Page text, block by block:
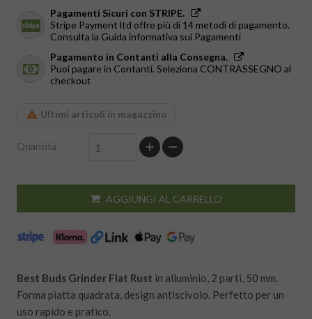
Pagamenti Sicuri con STRIPE.
Stripe Payment ltd offre più di 14 metodi di pagamento.
Consulta la Guida informativa sui Pagamenti
Pagamento in Contanti alla Consegna.
Puoi pagare in Contanti. Seleziona CONTRASSEGNO al
checkout
Ultimi articoli in magazzino
Quantità
AGGIUNGI AL CARRELLO
Best Buds Grinder Flat Rust in alluminio, 2 parti, 50 mm.
Forma piatta quadrata, design antiscivolo. Perfetto per un
uso rapido e pratico.